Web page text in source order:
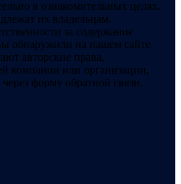
в ознакомительных целях.
их владельцам.
за содержание
обнаружили на нашем сайте
авторские права,
компании или организации,
форму обратной связи.